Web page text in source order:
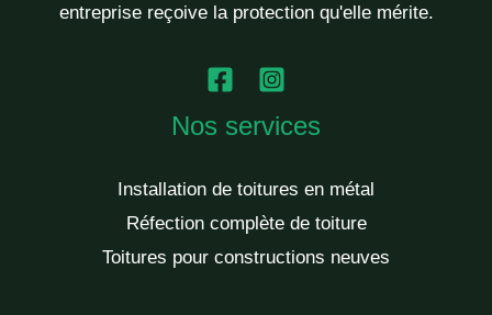
entreprise reçoive la protection qu'elle mérite.
Nos services
Installation de toitures en métal
Réfection complète de toiture
Toitures pour constructions neuves